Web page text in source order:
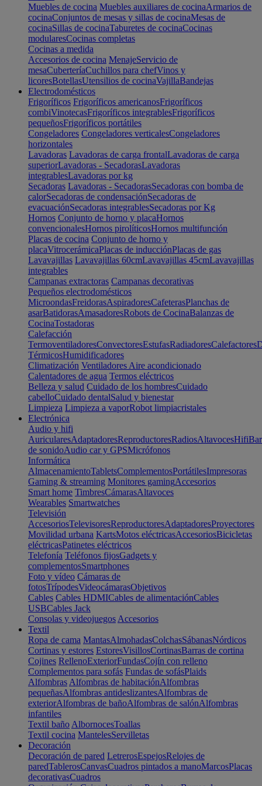
Muebles de cocina Muebles auxiliares de cocinaArmarios de
cocinaConjuntos de mesas y sillas de cocinaMesas de
cocinaSillas de cocinaTaburetes de cocinaCocinas
modularesCocinas completas
Cocinas a medida
Accesorios de cocina MenajeServicio de
mesaCuberteríaCuchillos para chefVinos y
licoresBotellasUtensilios de cocinaVajillaBandejas
Electrodomésticos
Frigoríficos Frigoríficos americanosFrigoríficos
combiVinotecasFrigoríficos integrablesFrigoríficos
pequeñosFrigoríficos portátiles
Congeladores Congeladores verticalesCongeladores
horizontales
Lavadoras Lavadoras de carga frontalLavadoras de carga
superiorLavadoras - SecadorasLavadoras
integrablesLavadoras por kg
Secadoras Lavadoras - SecadorasSecadoras con bomba de
calorSecadoras de condensaciónSecadoras de
evacuaciónSecadoras integrablesSecadoras por Kg
Hornos Conjunto de horno y placaHornos
convencionalesHornos pirolíticosHornos multifunción
Placas de cocina Conjunto de horno y
placaVitrocerámicaPlacas de inducciónPlacas de gas
Lavavajillas Lavavajillas 60cmLavavajillas 45cmLavavajillas
integrables
Campanas extractoras Campanas decorativas
Pequeños electrodomésticos
MicroondasFreidorasAspiradoresCafeterasPlanchas de
asarBatidorasAmasadoresRobots de CocinaBalanzas de
CocinaTostadoras
Calefacción
TermoventiladoresConvectoresEstufasRadiadoresCalefactores
TérmicosHumidificadores
Climatización Ventiladores Aire acondicionado
Calentadores de agua Termos eléctricos
Belleza y salud Cuidado de los hombresCuidado
cabelloCuidado dentalSalud y bienestar
Limpieza Limpieza a vaporRobot limpiacristales
Electrónica
Audio y hifi
AuricularesAdaptadoresReproductoresRadiosAltavocesHifi
de sonidoAudio car y GPSMicrófonos
Informática
AlmacenamientoTabletsComplementosPortátilesImpresoras
Gaming & streaming Monitores gamingAccesorios
Smart home TimbresCámarasAltavoces
Wearables Smartwatches
Televisión
AccesoriosTelevisoresReproductoresAdaptadoresProyectores
Movilidad urbana KartsMotos eléctricasAccesoriosBicicletas
eléctricasPatinetes eléctricos
Telefonía Teléfonos fijosGadgets y
complementosSmartphones
Foto y vídeo Cámaras de
fotosTrípodesVideocámarasObjetivos
Cables Cables HDMICables de alimentaciónCables
USBCables Jack
Consolas y videojuegos Accesorios
Textil
Ropa de cama MantasAlmohadasColchasSábanasNórdicos
Cortinas y estores EstoresVisillosCortinasBarras de cortina
Cojines RellenoExteriorFundasCojín con relleno
Complementos para sofás Fundas de sofásPlaids
Alfombras Alfombras de habitaciónAlfombras
pequeñasAlfombras antideslizantesAlfombras de
exteriorAlfombras de bañoAlfombras de salónAlfombras
infantiles
Textil baño AlbornocesToallas
Textil cocina MantelesServilletas
Decoración
Decoración de pared LetrerosEspejosRelojes de
paredTablerosCanvasCuadros pintados a manoMarcosPlacas
decorativasCuadros